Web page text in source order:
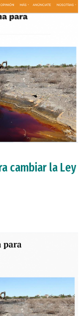
cambiar la Ley